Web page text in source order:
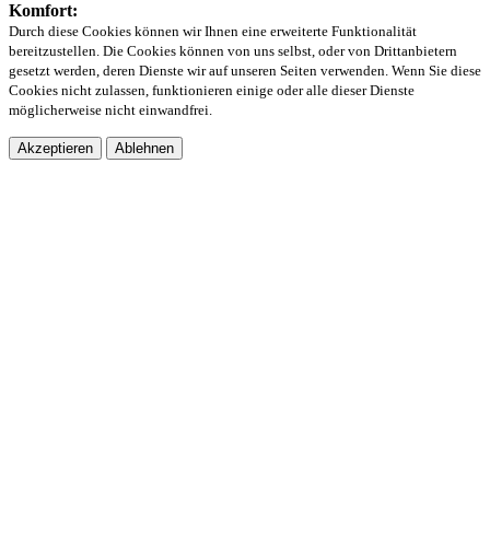
Komfort:
Durch diese Cookies können wir Ihnen eine erweiterte Funktionalität
bereitzustellen. Die Cookies können von uns selbst, oder von Drittanbietern
gesetzt werden, deren Dienste wir auf unseren Seiten verwenden. Wenn Sie diese
Cookies nicht zulassen, funktionieren einige oder alle dieser Dienste
möglicherweise nicht einwandfrei.
Akzeptieren Ablehnen